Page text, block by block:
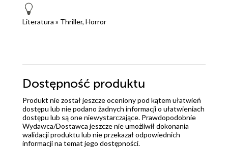
Literatura » Thriller, Horror
Dostępność produktu
Produkt nie został jeszcze oceniony pod kątem ułatwień
dostępu lub nie podano żadnych informacji o ułatwieniach
dostępu lub są one niewystarczające. Prawdopodobnie
Wydawca/Dostawca jeszcze nie umożliwił dokonania
walidacji produktu lub nie przekazał odpowiednich
informacji na temat jego dostępności.